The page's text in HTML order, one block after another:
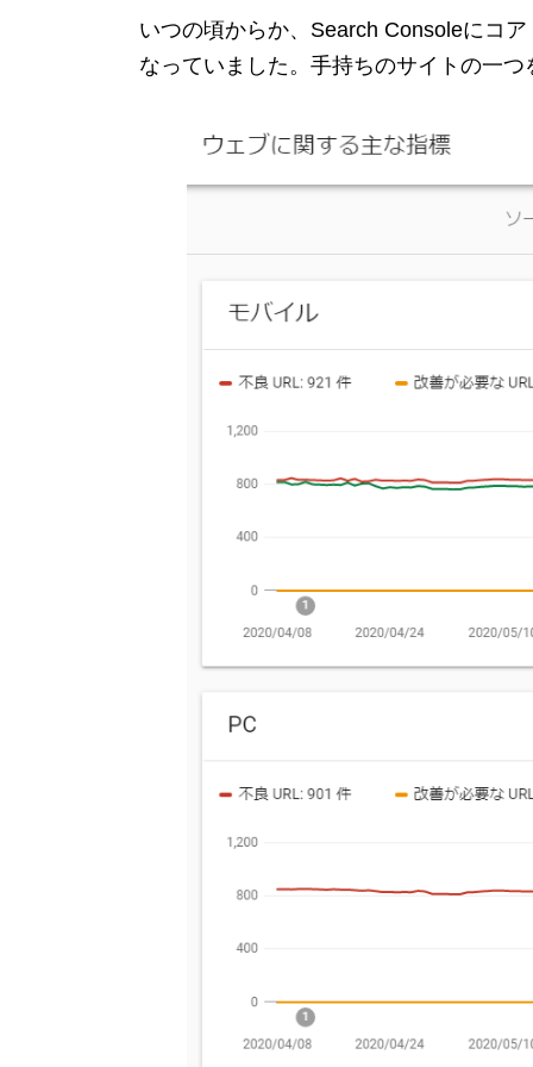
いつの頃からか、Search Consoleにコ
なっていました。手持ちのサイトの一